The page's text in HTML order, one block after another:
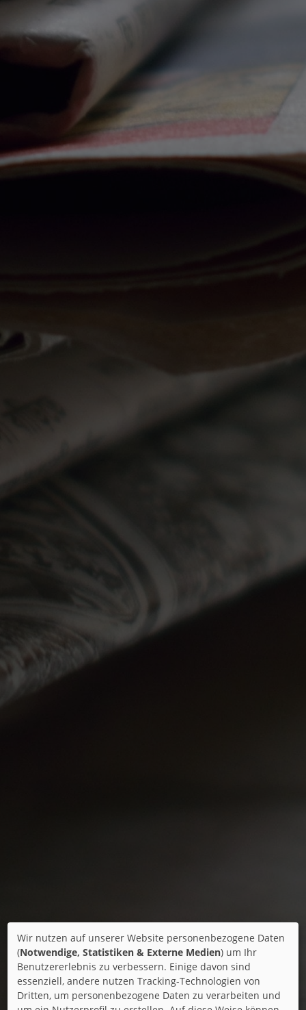
Wir nutzen auf unserer Website personenbezogene Daten
(Notwendige, Statistiken & Externe Medien) um Ihr
Benutzererlebnis zu verbessern. Einige davon sind
essenziell, andere nutzen Tracking-Technologien von
Dritten, um personenbezogene Daten zu verarbeiten und